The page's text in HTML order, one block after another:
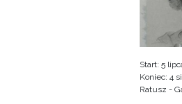
Start: 5
Koniec: 4
Ratusz -